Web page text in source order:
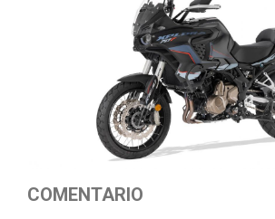
COMENTARIO